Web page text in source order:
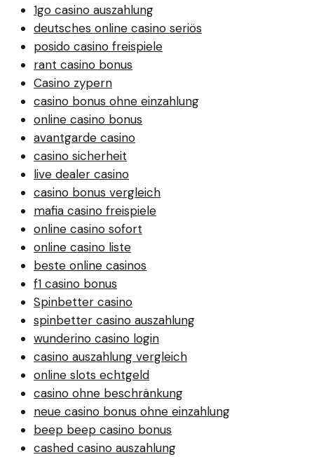
1go casino auszahlung
deutsches online casino seriös
posido casino freispiele
rant casino bonus
Casino zypern
casino bonus ohne einzahlung
online casino bonus
avantgarde casino
casino sicherheit
live dealer casino
casino bonus vergleich
mafia casino freispiele
online casino sofort
online casino liste
beste online casinos
f1 casino bonus
Spinbetter casino
spinbetter casino auszahlung
wunderino casino login
casino auszahlung vergleich
online slots echtgeld
casino ohne beschränkung
neue casino bonus ohne einzahlung
beep beep casino bonus
cashed casino auszahlung